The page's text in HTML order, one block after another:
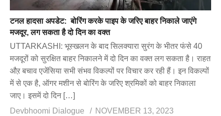
टनल हादसा अपडेट: बोरिंग करके पाइप के जरिए बाहर निकाले जाएंगे
मजदूर, लग सकता है दो दिन का वक्त
UTTARKASHI: भूस्खलन के बाद सिलक्यारा सुरंग के भीतर फंसे 40
मजदूरों को सुरक्षित बाहर निकालने में दो दिन का वक्त लग सकता है। राहत
औऱ बचाव एजेंसिया सभी संभव विकल्पों पर विचार कर रही हैं। इन विकल्पों
में से एक है, ऑगर मशीन से बोरिंग के जरिए श्रमिकों को बाहर निकाला
जाए। इसमें दो दिन […]
Devbhoomi Dialogue
NOVEMBER 13, 2023